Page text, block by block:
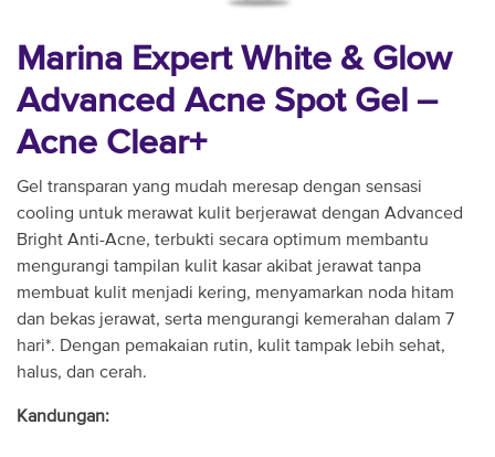
Marina Expert White & Glow
Advanced Acne Spot Gel –
Acne Clear+
Gel transparan yang mudah meresap dengan sensasi
cooling untuk merawat kulit berjerawat dengan Advanced
Bright Anti-Acne, terbukti secara optimum membantu
mengurangi tampilan kulit kasar akibat jerawat tanpa
membuat kulit menjadi kering, menyamarkan noda hitam
dan bekas jerawat, serta mengurangi kemerahan dalam 7
hari*. Dengan pemakaian rutin, kulit tampak lebih sehat,
halus, dan cerah.
Kandungan: